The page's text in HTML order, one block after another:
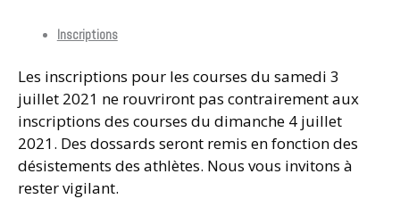
Inscriptions
Les inscriptions pour les courses du samedi 3
juillet 2021 ne rouvriront pas contrairement aux
inscriptions des courses du dimanche 4 juillet
2021. Des dossards seront remis en fonction des
désistements des athlètes. Nous vous invitons à
rester vigilant.